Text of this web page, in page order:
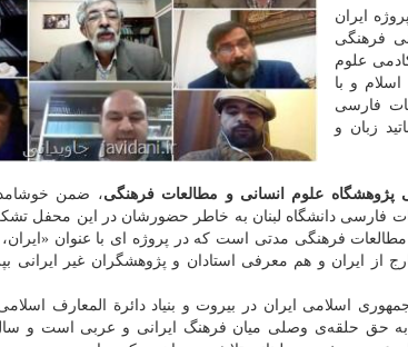
ایران
فرهنگی
علوم
و با
فارسی
زبان و
پژوهشگاه علوم انسانی و مطالعات فرهنگی، ضمن
فارسی دانشگاه لبنان به خاطر حضورشان در این محفل
فرهنگی مدتی است که در پروژه ای با عنوان
از ایران و هم معرفی استادان و پژوهشگران غیر ایرانی
اسلامی ایران در بیروت و بنیاد دائرة المعارف
به حق حلقه‌ی وصلی میان فرهنگ ایرانی و عربی است و